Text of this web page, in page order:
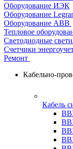
Оборудование ИЭК
Оборудование
Оборудование АВВ
Тепловое
Светодиодные
Счетчики
Ремонт
Кабельно-
Кабель